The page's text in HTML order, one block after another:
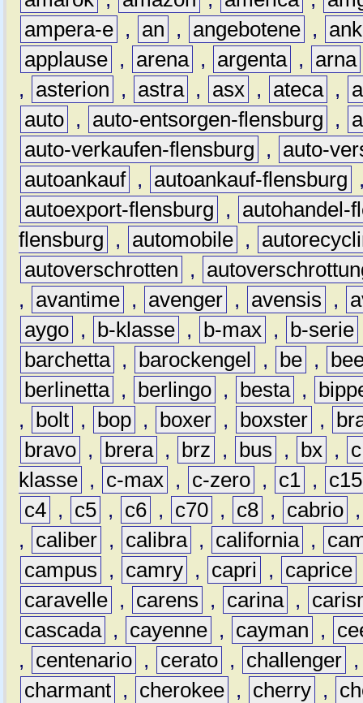
ampera-e , an , angebotene ,
applause , arena , argenta , arna
,
asterion , astra , asx , ateca ,
auto , auto-entsorgen-flensburg ,
auto-verkaufen-flensburg
,
auto-
autoankauf , autoankauf-flensburg
autoexport-flensburg
,
autohandel-
flensburg
, automobile ,
autoverschrotten
,
,
avantime , avenger , avensis ,
aygo , b-klasse , b-max , b-serie
barchetta , barockengel , be ,
berlinetta , berlingo , besta ,
,
bolt , bop , boxer , boxster ,
bravo , brera , brz , bus , bx ,
c
klasse , c-max , c-zero , c1 ,
c15
c4 , c5 , c6 , c70 , c8 , cabrio
,
caliber , calibra , california ,
campus
, camry , capri , caprice
caravelle , carens , carina ,
cascada , cayenne , cayman ,
,
centenario , cerato , challenger
charmant , cherokee , cherry ,